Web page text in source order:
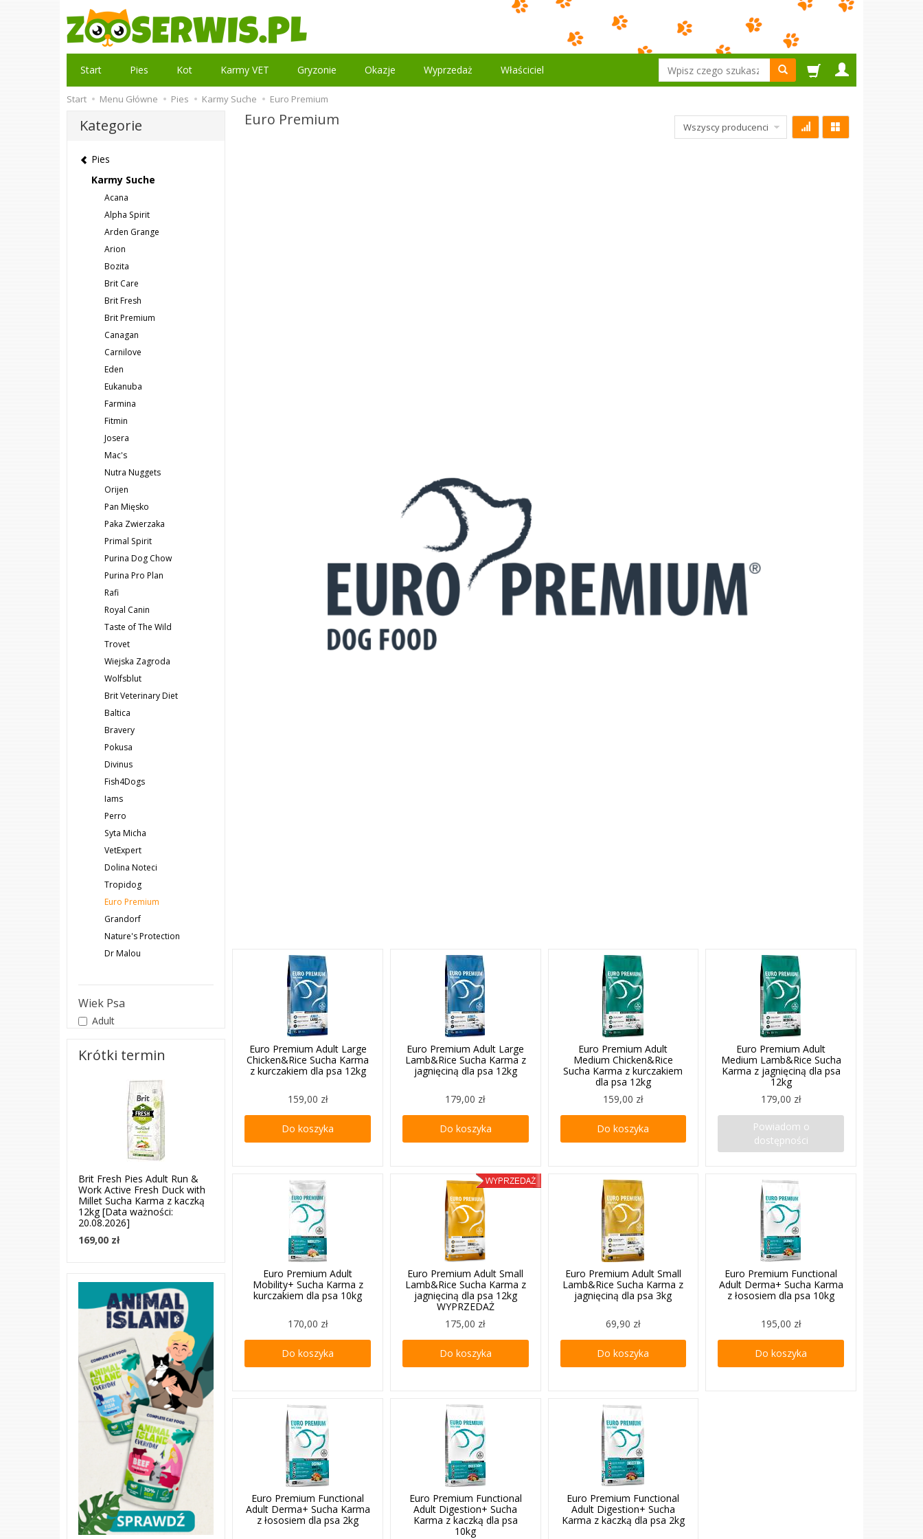
Wyszukaj
Start Pies Kot Karmy VET Gryzonie Okazje Wyprzedaż Właściciel
Start Menu Główne Pies Karmy Suche Euro Premium
Euro Premium
Euro Premium Adult Large
Chicken&Rice Sucha Karma
z kurczakiem dla psa 12kg
159,00 zł
Do koszyka
Euro Premium Adult Large
Lamb&Rice Sucha Karma z
jagnięciną dla psa 12kg
179,00 zł
Do koszyka
Euro Premium Adult
Medium Chicken&Rice
Sucha Karma z kurczakiem
dla psa 12kg
159,00 zł
Do koszyka
Euro Premium Adult
Medium Lamb&Rice Sucha
Karma z jagnięciną dla psa
12kg
179,00 zł
Powiadom o
dostępności
Euro Premium Adult
Mobility+ Sucha Karma z
kurczakiem dla psa 10kg
170,00 zł
Do koszyka
Euro Premium Adult Small
Lamb&Rice Sucha Karma z
jagnięciną dla psa 12kg
WYPRZEDAŻ
175,00 zł
Do koszyka
Euro Premium Adult Small
Lamb&Rice Sucha Karma z
jagnięciną dla psa 3kg
69,90 zł
Do koszyka
Euro Premium Functional
Adult Derma+ Sucha Karma
z łososiem dla psa 10kg
195,00 zł
Do koszyka
Euro Premium Functional
Adult Derma+ Sucha Karma
z łososiem dla psa 2kg
Euro Premium Functional
Adult Digestion+ Sucha
Karma z kaczką dla psa
10kg
Euro Premium Functional
Adult Digestion+ Sucha
Karma z kaczką dla psa 2kg
Kategorie
Pies
Karmy Suche
Acana
Alpha Spirit
Arden Grange
Arion
Bozita
Brit Care
Brit Fresh
Brit Premium
Canagan
Carnilove
Eden
Eukanuba
Farmina
Fitmin
Josera
Mac's
Nutra Nuggets
Orijen
Pan Mięsko
Paka Zwierzaka
Primal Spirit
Purina Dog Chow
Purina Pro Plan
Rafi
Royal Canin
Taste of The Wild
Trovet
Wiejska Zagroda
Wolfsblut
Brit Veterinary Diet
Baltica
Bravery
Pokusa
Divinus
Fish4Dogs
Iams
Perro
Syta Micha
VetExpert
Dolina Noteci
Tropidog
Euro Premium
Grandorf
Nature's Protection
Dr Malou
Wiek Psa
Adult
Krótki termin
Brit Fresh Pies Adult Run &
Work Active Fresh Duck with
Millet Sucha Karma z kaczką
12kg [Data ważności:
20.08.2026]
169,00 zł